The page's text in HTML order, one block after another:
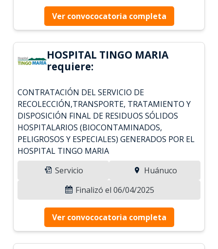
Ver convococatoria completa
HOSPITAL TINGO MARIA
requiere:
CONTRATACIÓN DEL SERVICIO DE
RECOLECCIÓN,TRANSPORTE, TRATAMIENTO Y
DISPOSICIÓN FINAL DE RESIDUOS SÓLIDOS
HOSPITALARIOS (BIOCONTAMINADOS,
PELIGROSOS Y ESPECIALES) GENERADOS POR EL
HOSPITAL TINGO MARIA
Servicio
Huánuco
Finalizó el 06/04/2025
Ver convococatoria completa